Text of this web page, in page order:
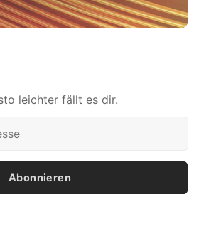
leichter fällt es dir.
Abonnieren